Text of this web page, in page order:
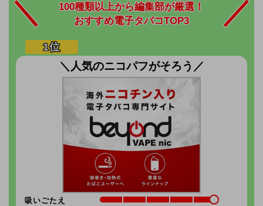
100種類以上から編集部が厳選！
おすすめ電子タバコTOP3
＼人気のニコパフがそろう／
吸いごたえ